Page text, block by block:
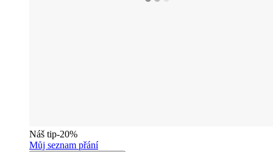
Náš tip-20%
Můj seznam přání